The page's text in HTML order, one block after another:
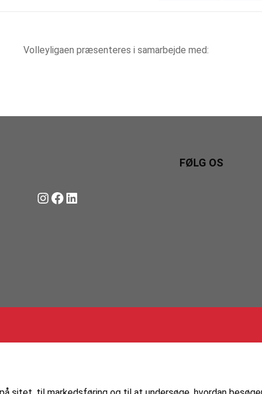
Volleyligaen præsenteres i samarbejde med:
FØLG OS
Instagram https://www.facebook.com/danishbeachvolleytour LinkedIn